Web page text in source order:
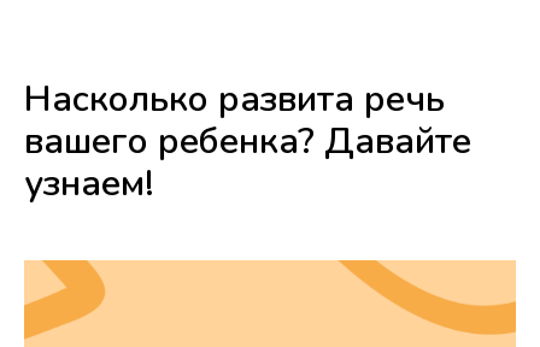
Насколько развита речь
вашего ребенка? Давайте
узнаем!